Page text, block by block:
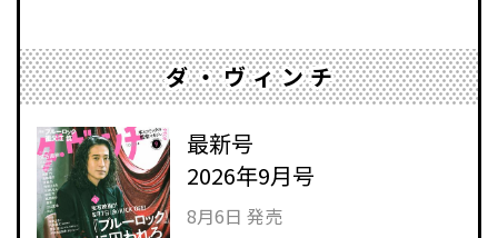
ダ・ヴィンチ
最新号
2026年9月号
8月6日 発売